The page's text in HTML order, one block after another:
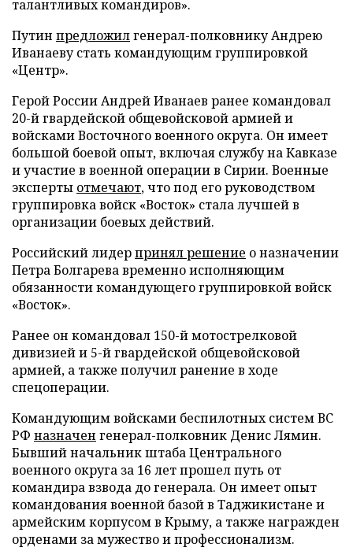
талантливых командиров».
Путин предложилгенерал-полковнику Андрею
Иванаеву стать командующим группировкой
«Центр».
Герой России Андрей Иванаев ранее командовал
20-й гвардейской общевойсковой армией и
войсками Восточного военного округа. Он имеет
большой боевой опыт, включая службу на Кавказе
и участие в военной операции в Сирии. Военные
эксперты отмечают, что под его руководством
группировка войск «Восток» стала лучшей в
организации боевых действий.
Российский лидерпринял решение о назначении
Петра Болгарева временно исполняющим
обязанности командующего группировкой войск
«Восток».
Ранее он командовал 150-й мотострелковой
дивизией и 5-й гвардейской общевойсковой
армией, а также получил ранение в ходе
спецоперации.
Командующим войсками беспилотных систем ВС
РФ назначен генерал-полковник Денис Лямин.
Бывший начальник штаба Центрального
военного округа за 16 лет прошел путь от
командира взвода до генерала. Он имеет опыт
командования военной базой в Таджикистане и
армейским корпусом в Крыму, а также награжден
орденами за мужество и профессионализм.